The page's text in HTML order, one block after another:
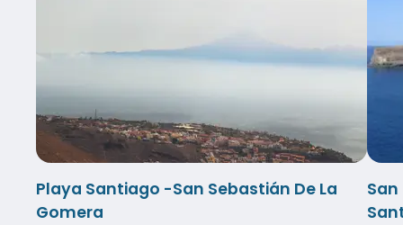
Playa Santiago -San Sebastián De La
Gomera